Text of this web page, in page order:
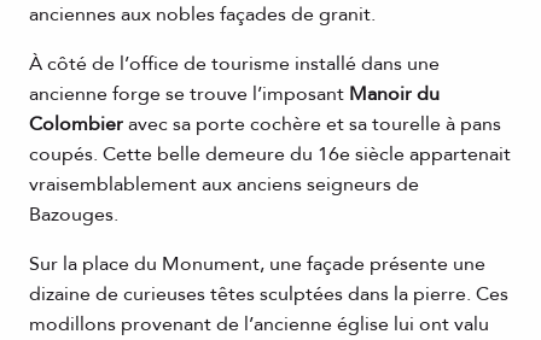
anciennes aux nobles façades de granit.
À côté de l’office de tourisme installé dans une
ancienne forge se trouve l’imposant Manoir du
Colombieravec sa porte cochère et sa tourelle à pans
coupés. Cette belle demeure du 16e siècle appartenait
vraisemblablement aux anciens seigneurs de
Bazouges.
Sur la place du Monument, une façade présente une
dizaine de curieuses têtes sculptées dans la pierre. Ces
modillons provenant de l’ancienne église lui ont valu